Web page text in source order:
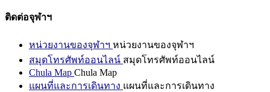
ติดต่อจุฬาฯ
หน่วยงานของจุฬาฯ หน่วยงานของจุฬาฯ
สมุดโทรศัพท์ออนไลน์ สมุดโทรศัพท์ออนไลน์
Chula Map Chula Map
แผนที่และการเดินทาง แผนที่และการเดินทาง